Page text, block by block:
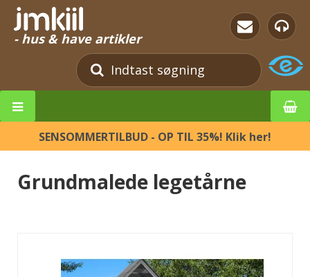
- hus & have artikler
SENSOMMERTILBUD - OP TIL 35%! Klik her!
Grundmalede legetårne